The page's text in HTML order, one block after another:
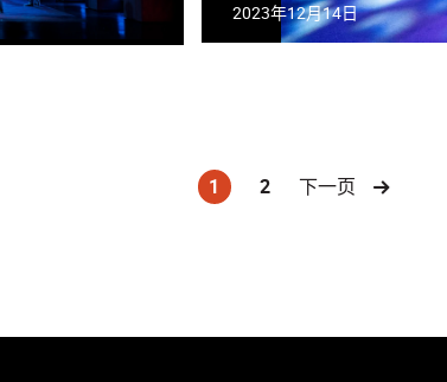
2023年12月14日
1
(current)
2 下一页